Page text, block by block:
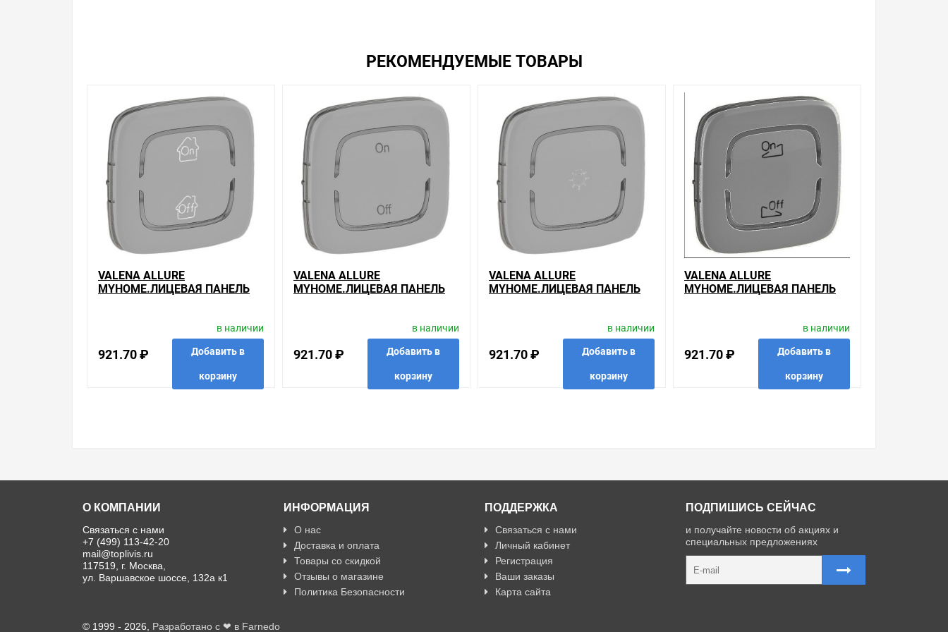
РЕКОМЕНДУЕМЫЕ ТОВАРЫ
VALENA ALLURE
MYHOME.ЛИЦЕВАЯ ПАНЕЛЬ
921.70 ₽
в наличии
Добавить в
корзину
VALENA ALLURE
MYHOME.ЛИЦЕВАЯ ПАНЕЛЬ
921.70 ₽
в наличии
Добавить в
корзину
VALENA ALLURE
MYHOME.ЛИЦЕВАЯ ПАНЕЛЬ
921.70 ₽
в наличии
Добавить в
корзину
VALENA ALLURE
MYHOME.ЛИЦЕВАЯ ПАНЕЛЬ
"СВЕТОРЕГУЛЯТОР ON-OFF".2
921.70 ₽
в наличии
Добавить в
корзину
О КОМПАНИИ
Связаться с нами
+7 (499) 113-42-20
mail@toplivis.ru
117519, г. Москва,
ул. Варшавское шоссе, 132а к1
ИНФОРМАЦИЯ
О нас
Доставка и оплата
Товары со скидкой
Отзывы о магазине
Политика Безопасности
ПОДДЕРЖКА
Связаться с нами
Личный кабинет
Регистрация
Ваши заказы
Карта сайта
ПОДПИШИСЬ СЕЙЧАС
и получайте новости об акциях и
специальных предложениях
© 1999 - 2026, Разработано с ❤ в Farnedo